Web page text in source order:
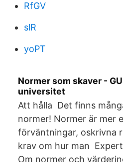
RfGV
slR
yoPT
Normer som skaver -
universitet
Att hålla Det finns
normer! Normer är mer
förväntningar, oskrivna
krav om hur man
Om normer och